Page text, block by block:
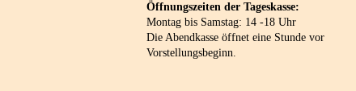
Öffnungszeiten der Tageskasse:
Montag bis Samstag: 14 -18 Uhr
Die Abendkasse öffnet eine Stunde vor
Vorstellungsbeginn.